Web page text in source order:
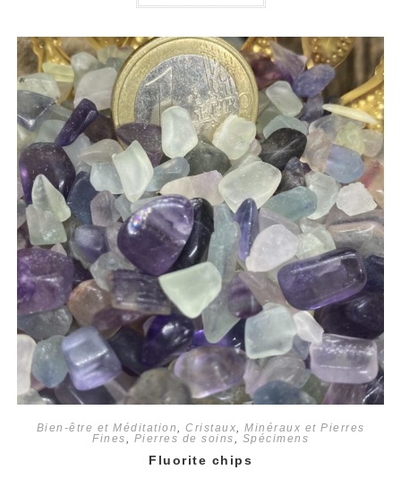
Bien-être et Méditation, Cristaux, Minéraux et Pierres
Fines, Pierres de soins, Spécimens
Fluorite chips